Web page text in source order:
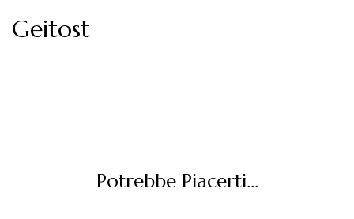
Geitost
Potrebbe Piacerti...